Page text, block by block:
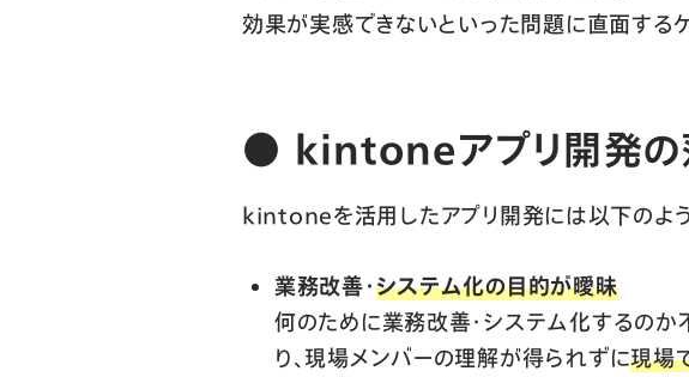
効果が実感できないといった問題に直面する
● kintoneアプリ開発の
kintoneを活用したアプリ開発には以下のよう
業務改善・システム化の目的が曖昧
何のために業務改善・システム化するのか
り、現場メンバーの理解が得られずに現場